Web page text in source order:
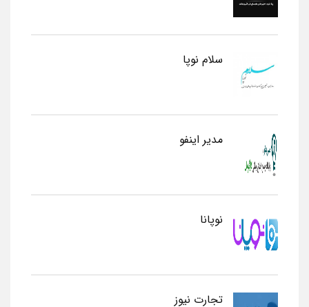
سلام نوپا
مدیر اینفو
نوپانا
تجارت نیوز